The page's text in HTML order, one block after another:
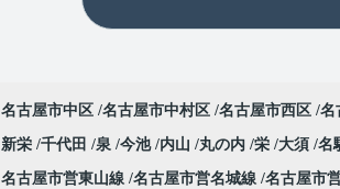
名古屋市中区 名古屋市中村区 名古屋市西区 名
新栄 千代田 泉 今池 内山 丸の内 栄 大須 名
名古屋市営東山線 名古屋市営名城線 名古屋市